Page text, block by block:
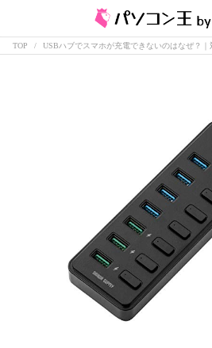
TOP USBハブでスマホが充電できないのはなぜ？